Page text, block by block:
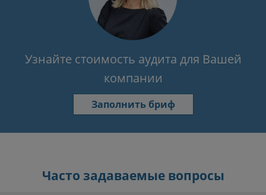
Узнайте стоимость аудита для Вашей
компании
Заполнить бриф
Часто задаваемые вопросы